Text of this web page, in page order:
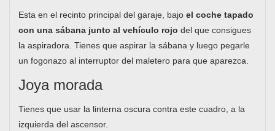
Esta en el recinto principal del garaje, bajo el coche tapado
con una sábana junto al vehículo rojo del que consigues
la aspiradora. Tienes que aspirar la sábana y luego pegarle
un fogonazo al interruptor del maletero para que aparezca.
Joya morada
Tienes que usar la linterna oscura contra este cuadro, a la
izquierda del ascensor.